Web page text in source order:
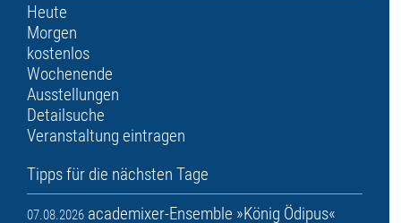
Heute
Morgen
kostenlos
Wochenende
Ausstellungen
Detailsuche
Veranstaltung eintragen
Tipps für die nächsten Tage
07.08.2026 academixer-Ensemble »König Ödipus«